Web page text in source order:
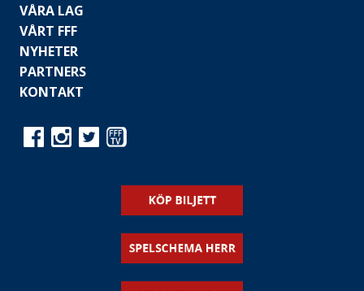
VÅRA LAG
VÅRT FFF
NYHETER
PARTNERS
KONTAKT